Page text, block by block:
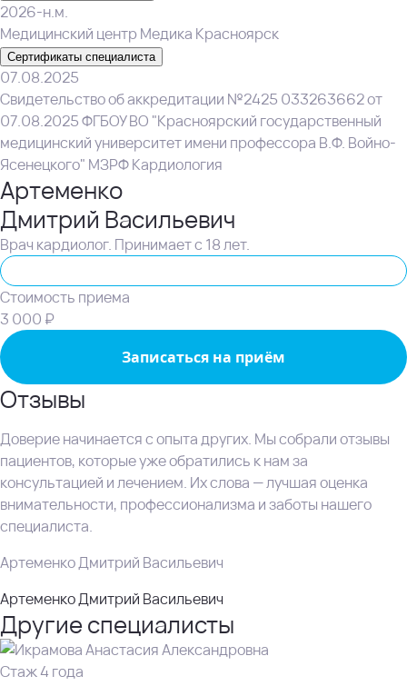
2026-н.м.
Медицинский центр Медика Красноярск
Сертификаты специалиста
07.08.2025
Свидетельство об аккредитации №2425 033263662 от
07.08.2025 ФГБОУ ВО "Красноярский государственный
медицинский университет имени профессора В.Ф. Войно-
Ясенецкого" МЗРФ Кардиология
Артеменко
Дмитрий Васильевич
Врач кардиолог. Принимает с 18 лет.
Стоимость приема
3 000 ₽
Записаться на приём
Отзывы
Доверие начинается с опыта других. Мы собрали отзывы
пациентов, которые уже обратились к нам за
консультацией и лечением. Их слова — лучшая оценка
внимательности, профессионализма и заботы нашего
специалиста.
Артеменко Дмитрий Васильевич
Артеменко Дмитрий Васильевич
Другие специалисты
Стаж 4 года